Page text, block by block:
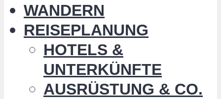
WANDERN
REISEPLANUNG
HOTELS &
UNTERKÜNFTE
AUSRÜSTUNG & CO.